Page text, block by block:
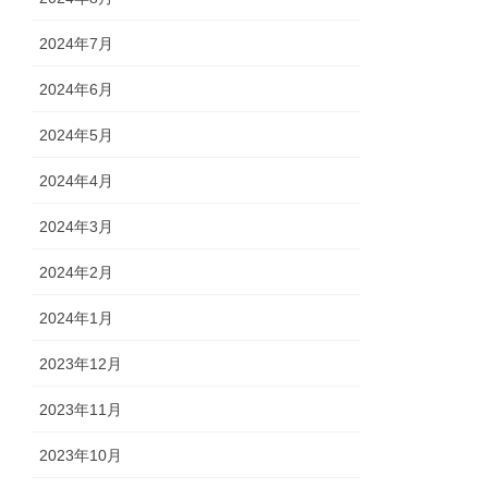
2024年7月
2024年6月
2024年5月
2024年4月
2024年3月
2024年2月
2024年1月
2023年12月
2023年11月
2023年10月